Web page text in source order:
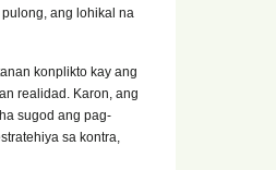
ang lohikal na
konplikto kay ang
realidad. Karon, ang
sugod ang pag-
sa kontra,